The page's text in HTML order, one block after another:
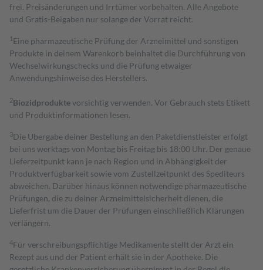
frei. Preisänderungen und Irrtümer vorbehalten. Alle Angebote
und Gratis-Beigaben nur solange der Vorrat reicht.
1 Eine pharmazeutische Prüfung der Arzneimittel und sonstigen
Produkte in deinem Warenkorb beinhaltet die Durchführung von
Wechselwirkungschecks und die Prüfung etwaiger
Anwendungshinweise des Herstellers.
2Biozidproduktevorsichtig verwenden. Vor Gebrauch stets Etikett
und Produktinformationen lesen.
3Die Übergabe deiner Bestellung an den Paketdienstleister erfolgt
bei uns werktags von Montag bis Freitag bis 18:00 Uhr. Der genaue
Lieferzeitpunkt kann je nach Region und in Abhängigkeit der
Produktverfügbarkeit sowie vom Zustellzeitpunkt des Spediteurs
abweichen. Darüber hinaus können notwendige pharmazeutische
Prüfungen, die zu deiner Arzneimittelsicherheit dienen, die
Lieferfrist um die Dauer der Prüfungen einschließlich Klärungen
verlängern.
4Für verschreibungspflichtige Medikamente stellt der Arzt ein
Rezept aus und der Patient erhält sie in der Apotheke. Die